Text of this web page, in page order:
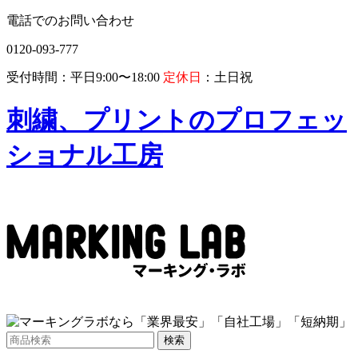
電話でのお問い合わせ
0120-093-777
受付時間：平日9:00〜18:00 定休日 ：土日祝
刺繍、プリントのプロフェッ
ショナル工房